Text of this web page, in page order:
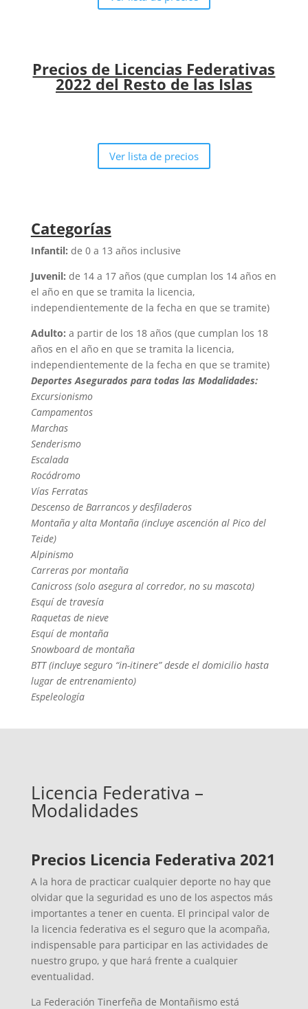
Precios de Licencias Federativas
2022 del Resto de las Islas
Ver lista de precios
Categorías
Infantil: de 0 a 13 años inclusive
Juvenil: de 14 a 17 años (que cumplan los 14 años en
el año en que se tramita la licencia,
independientemente de la fecha en que se tramite)
Adulto: a partir de los 18 años (que cumplan los 18
años en el año en que se tramita la licencia,
independientemente de la fecha en que se tramite)
Deportes Asegurados para todas las Modalidades:
Excursionismo
Campamentos
Marchas
Senderismo
Escalada
Rocódromo
Vías Ferratas
Descenso de Barrancos y desfiladeros
Montaña y alta Montaña (incluye ascención al Pico del
Teide)
Alpinismo
Carreras por montaña
Canicross (solo asegura al corredor, no su mascota)
Esquí de travesía
Raquetas de nieve
Esquí de montaña
Snowboard de montaña
BTT (incluye seguro “in-itinere” desde el domicilio hasta
lugar de entrenamiento)
Espeleología
Licencia Federativa –
Modalidades
Precios Licencia Federativa 2021
A la hora de practicar cualquier deporte no hay que
olvidar que la seguridad es uno de los aspectos más
importantes a tener en cuenta. El principal valor de
la licencia federativa es el seguro que la acompaña,
indispensable para participar en las actividades de
nuestro grupo, y que hará frente a cualquier
eventualidad.
La Federación Tinerfeña de Montañismo está